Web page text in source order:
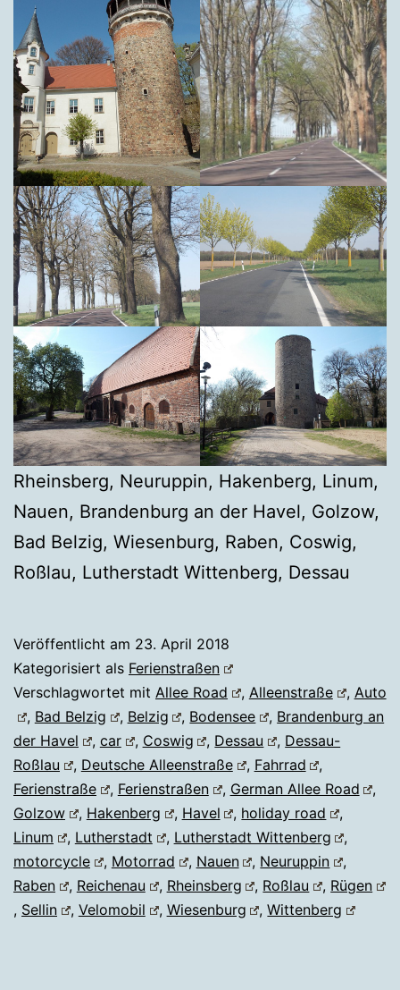
Rheinsberg, Neuruppin, Hakenberg, Linum,
Nauen, Brandenburg an der Havel, Golzow,
Bad Belzig, Wiesenburg, Raben, Coswig,
Roßlau, Lutherstadt Wittenberg, Dessau
Veröffentlicht am 23. April 2018
Kategorisiert als Ferienstraßen
Verschlagwortet mit Allee Road , Alleenstraße , Auto
, Bad Belzig , Belzig , Bodensee , Brandenburg an
der Havel
, car , Coswig , Dessau , Dessau-
Roßlau
, Deutsche Alleenstraße , Fahrrad
,
Ferienstraße
, Ferienstraßen , German Allee Road
,
Golzow
, Hakenberg , Havel , holiday road
,
Linum
, Lutherstadt , Lutherstadt Wittenberg
,
motorcycle
, Motorrad , Nauen , Neuruppin
,
Raben
, Reichenau , Rheinsberg , Roßlau , Rügen
, Sellin , Velomobil , Wiesenburg ,Wittenberg